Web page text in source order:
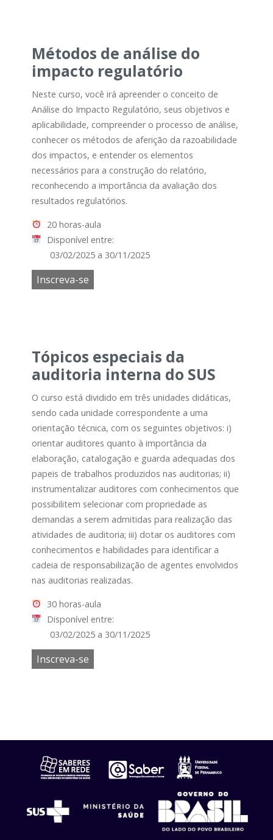
Métodos de análise do
impacto regulatório
Neste curso, você irá apreender o conceito de
Análise do Impacto Regulatório, seus objetivos e
aplicabilidade, compreender o processo de análise,
conhecer os métodos de aferição da razoabilidade
dos impactos, e entender os elementos
necessários para a construção do relatório,
reconhecendo a importância da avaliação dos
resultados regulatórios.
20 horas-aula
Disponível entre:
03/02/2025 a 30/11/2025
Inscreva-se
Tópicos especiais da
auditoria interna do SUS
O curso está dividido em três unidades didáticas,
sendo cada unidade correspondente a uma
orientação técnica, com os seguintes objetivos: i)
orientar auditores quanto à importância da
elaboração, catalogação e guarda adequadas dos
papeis de trabalhos produzidos nas auditorias; ii)
instrumentalizar auditores com conhecimentos que
possibilitem selecionar com propriedade as
demandas a serem admitidas para realização das
atividades de auditoria; iii) dotar os auditores com
conhecimentos e habilidades para identificar a
cadeia de responsabilização de agentes envolvidos
nas auditorias realizadas.
30 horas-aula
Disponível entre:
03/02/2025 a 30/11/2025
Inscreva-se